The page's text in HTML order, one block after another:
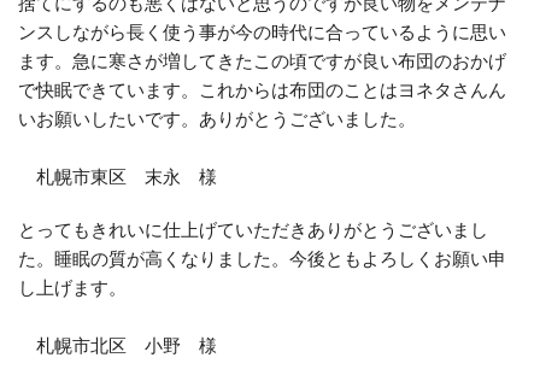
ンスしながら長く使う事が今の時代に合っているように思い
ます。急に寒さが増してきたこの頃ですが良い布団のおかげ
で快眠できています。これからは布団のことはヨネタさんん
いお願いしたいです。ありがとうございました。
札幌市東区 末永 様
とってもきれいに仕上げていただきありがとうございまし
た。睡眠の質が高くなりました。今後ともよろしくお願い申
し上げます。
札幌市北区 小野 様